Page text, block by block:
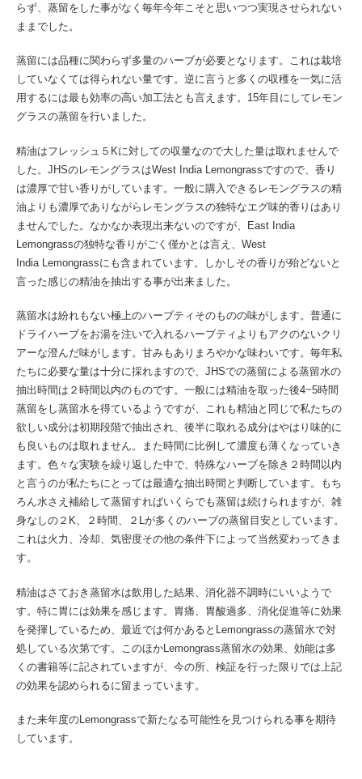
らず、蒸留をした事がなく毎年今年こそと思いつつ実現させられない
ままでした。
蒸留には品種に関わらず多量のハーブが必要となります。これは栽培
していなくては得られない量です。逆に言うと多くの収穫を一気に活
用するには最も効率の高い加工法とも言えます。15年目にしてレモン
グラスの蒸留を行いました。
精油はフレッシュ５Kに対しての収量なので大した量は取れませんで
した。JHSのレモングラスはWest India Lemongrassですので、香り
は濃厚で甘い香りがしています。一般に購入できるレモングラスの精
油よりも濃厚でありながらレモングラスの独特なエグ味的香りはあり
ませんでした。なかなか表現出来ないのですが、East India
Lemongrassの独特な香りがごく僅かとは言え、West
India Lemongrassにも含まれています。しかしその香りが殆どないと
言った感じの精油を抽出する事が出来ました。
蒸留水は紛れもない極上のハーブティそのものの味がします。普通に
ドライハーブをお湯を注いで入れるハーブティよりもアクのないクリ
アーな澄んだ味がします。甘みもありまろやかな味わいです。毎年私
たちに必要な量は十分に採れますので、JHSでの蒸留による蒸留水の
抽出時間は２時間以内のものです。一般には精油を取った後4~5時間
蒸留をし蒸留水を得ているようですが、これも精油と同じで私たちの
欲しい成分は初期段階で抽出され、後半に取れる成分はやはり味的に
も良いものは取れません。また時間に比例して濃度も薄くなっていき
ます。色々な実験を繰り返した中で、特殊なハーブを除き２時間以内
と言うのが私たちにとっては最適な抽出時間と判断しています。もち
ろん水さえ補給して蒸留すればいくらでも蒸留は続けられますが、雑
身なしの２K、２時間、２Lが多くのハーブの蒸留目安としています。
これは火力、冷却、気密度その他の条件下によって当然変わってきま
す。
精油はさておき蒸留水は飲用した結果、消化器不調時にいいようで
す。特に胃には効果を感じます。胃痛、胃酸過多、消化促進等に効果
を発揮しているため、最近では何かあるとLemongrassの蒸留水で対
処している次第です。このほかLemongrass蒸留水の効果、効能は多
くの書籍等に記されていますが、今の所、検証を行った限りでは上記
の効果を認められるに留まっています。
また来年度のLemongrassで新たなる可能性を見つけられる事を期待
しています。